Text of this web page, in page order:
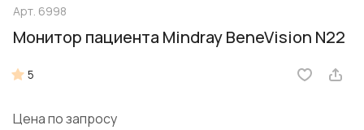
Арт. 6998
Монитор пациента Mindray BeneVision N22
5
Цена по запросу